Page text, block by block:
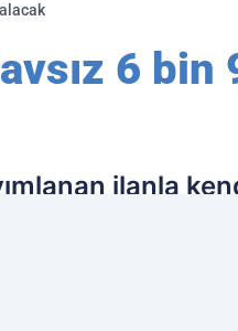
6 bin
ilanla